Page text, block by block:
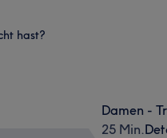
hast?
Damen -
25 Min.